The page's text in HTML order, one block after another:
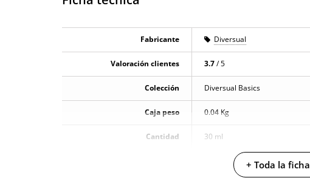
Fabricante Diversual
Valoración clientes 3.7/ 5
Colección Diversual Basics
Caja peso 0.04 Kg
Cantidad 30 ml
+ Toda la ficha